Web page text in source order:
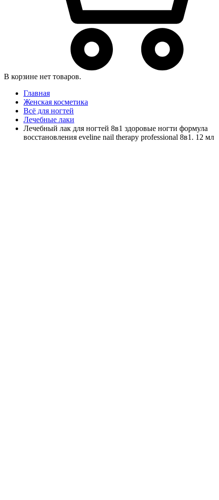
В корзине нет товаров.
Главная
Женская косметика
Всё для ногтей
Лечебные лаки
Лечебный лак для ногтей 8в1 здоровые ногти формула
восстановления eveline nail therapy professional 8в1. 12 мл